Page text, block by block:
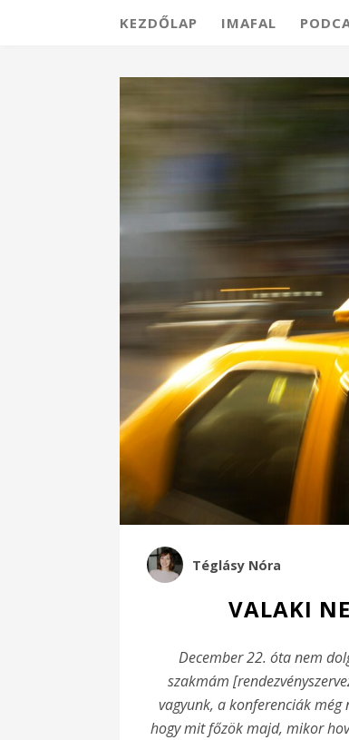
KEZDŐLAP IMAFAL
Téglásy Nóra
VALAKI
December 22. óta nem
szakmám
vagyunk, a konferenciák
hogy mit főzök majd, mikor